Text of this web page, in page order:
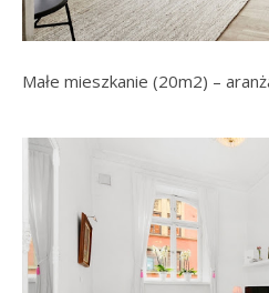
Małe mieszkanie (20m2) –